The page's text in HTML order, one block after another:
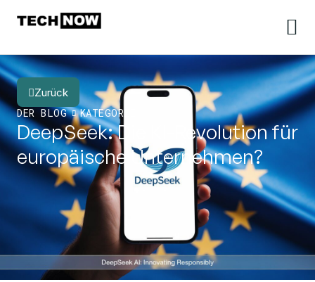
Zurück
DER BLOG
KATEGORIE
DeepSeek: Die KI-Revolution für
europäische Unternehmen?